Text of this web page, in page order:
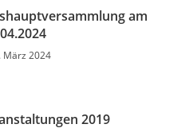
am
März 2024
2019